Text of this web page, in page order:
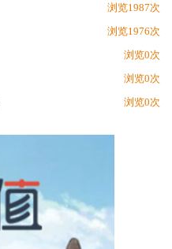
浏览1987次
浏览1976次
浏览0次
浏览0次
浏览0次